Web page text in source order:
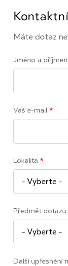
Máte dotaz
Jméno a
Váš e-mail *
Lokalita *
Předmět dotazu
Další upřesnění